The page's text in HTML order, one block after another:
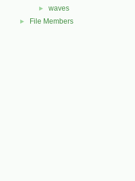
► waves
► File Members